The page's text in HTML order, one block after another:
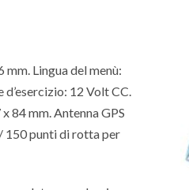
Lingua del menù:
12 Volt CC.
84 mm. Antenna GPS
150 punti di rotta per